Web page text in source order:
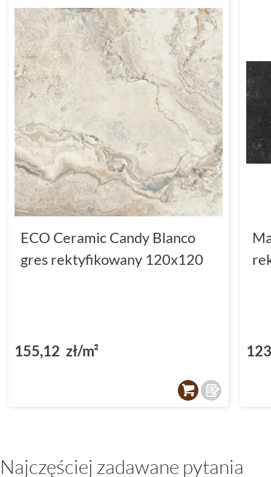
ECO Ceramic Candy Blanco
gres rektyfikowany 120x120
155,12 zł/m²
Najczęściej zadawane pytania